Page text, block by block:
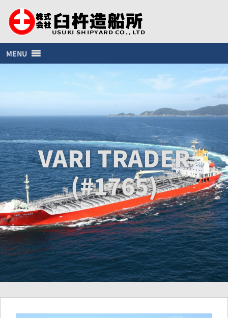
MENU
VARI TRADER
(#1765)